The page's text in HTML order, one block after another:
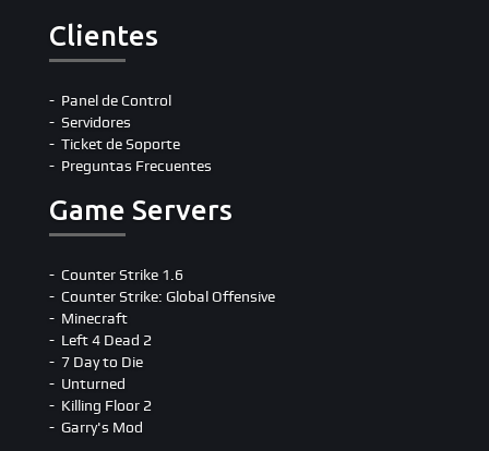
Clientes
Panel de Control
Servidores
Ticket de Soporte
Preguntas Frecuentes
Game Servers
Counter Strike 1.6
Counter Strike: Global Offensive
Minecraft
Left 4 Dead 2
7 Day to Die
Unturned
Killing Floor 2
Garry's Mod